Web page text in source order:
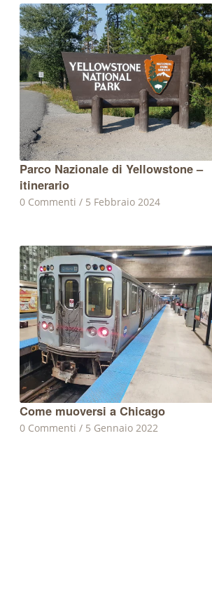
Parco Nazionale di Yellowstone –
itinerario
0 Commenti / 5 Febbraio 2024
Come muoversi a Chicago
0 Commenti / 5 Gennaio 2022